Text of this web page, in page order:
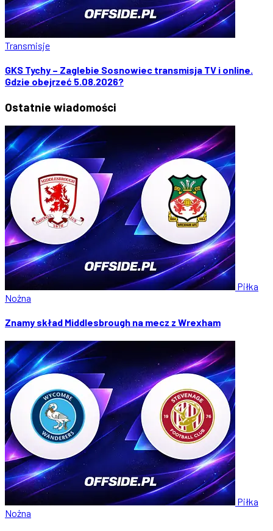
Transmisje
GKS Tychy – Zaglebie Sosnowiec transmisja TV i online.
Gdzie obejrzeć 5.08.2026?
Ostatnie wiadomości
Piłka
Nożna
Znamy skład Middlesbrough na mecz z Wrexham
Piłka
Nożna